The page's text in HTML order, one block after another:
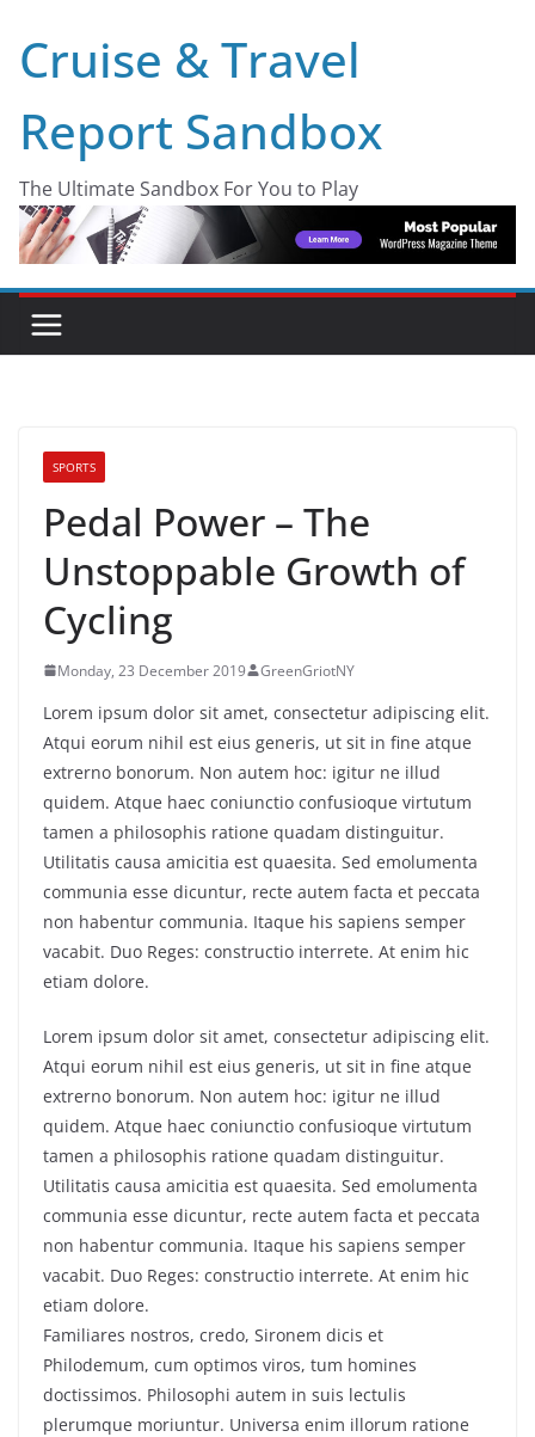
content
Cruise & Travel
Report Sandbox
The Ultimate Sandbox For You to Play
SPORTS
Pedal Power – The
Unstoppable Growth of
Cycling
Monday, 23 December 2019 GreenGriotNY
Lorem ipsum dolor sit amet, consectetur adipiscing elit.
Atqui eorum nihil est eius generis, ut sit in fine atque
extrerno bonorum. Non autem hoc: igitur ne illud
quidem. Atque haec coniunctio confusioque virtutum
tamen a philosophis ratione quadam distinguitur.
Utilitatis causa amicitia est quaesita. Sed emolumenta
communia esse dicuntur, recte autem facta et peccata
non habentur communia. Itaque his sapiens semper
vacabit. Duo Reges: constructio interrete. At enim hic
etiam dolore.
Lorem ipsum dolor sit amet, consectetur adipiscing elit.
Atqui eorum nihil est eius generis, ut sit in fine atque
extrerno bonorum. Non autem hoc: igitur ne illud
quidem. Atque haec coniunctio confusioque virtutum
tamen a philosophis ratione quadam distinguitur.
Utilitatis causa amicitia est quaesita. Sed emolumenta
communia esse dicuntur, recte autem facta et peccata
non habentur communia. Itaque his sapiens semper
vacabit. Duo Reges: constructio interrete. At enim hic
etiam dolore.
Familiares nostros, credo, Sironem dicis et
Philodemum, cum optimos viros, tum homines
doctissimos. Philosophi autem in suis lectulis
plerumque moriuntur. Universa enim illorum ratione